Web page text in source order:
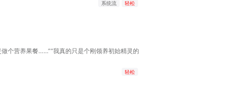
系统流 轻松
个营养果餐……”“我真的只是个刚领养初始精灵的
轻松